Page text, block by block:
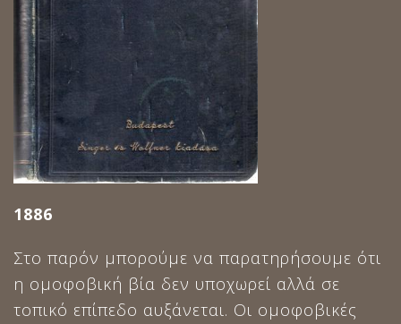
1886
Στο παρόν μπορούμε να παρατηρήσουμε ότι
η ομοφοβική βία δεν υποχωρεί αλλά σε
τοπικό επίπεδο αυξάνεται. Οι ομοφοβικές